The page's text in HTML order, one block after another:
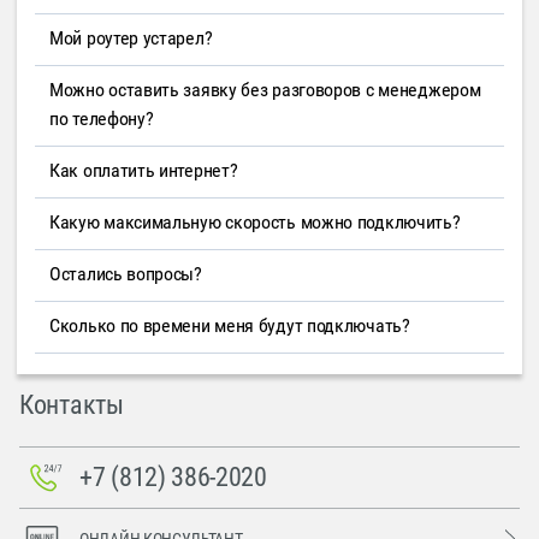
Мой роутер устарел?
Можно оставить заявку без разговоров с менеджером
по телефону?
Как оплатить интернет?
Какую максимальную скорость можно подключить?
Остались вопросы?
Сколько по времени меня будут подключать?
Контакты
+7 (812) 386-2020